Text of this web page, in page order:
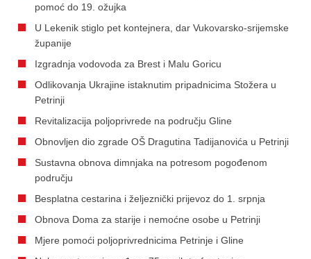
pomoć do 19. ožujka
U Lekenik stiglo pet kontejnera, dar Vukovarsko-srijemske
županije
Izgradnja vodovoda za Brest i Malu Goricu
Odlikovanja Ukrajine istaknutim pripadnicima Stožera u
Petrinji
Revitalizacija poljoprivrede na području Gline
Obnovljen dio zgrade OŠ Dragutina Tadijanovića u Petrinji
Sustavna obnova dimnjaka na potresom pogođenom
području
Besplatna cestarina i željeznički prijevoz do 1. srpnja
Obnova Doma za starije i nemoćne osobe u Petrinji
Mjere pomoći poljoprivrednicima Petrinje i Gline